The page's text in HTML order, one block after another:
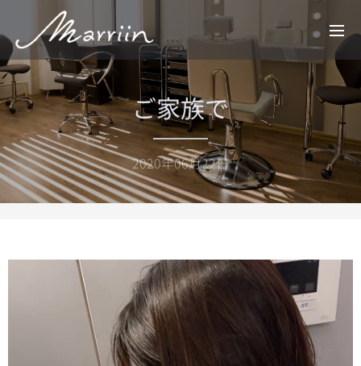
ご家族で
2020年06月22日